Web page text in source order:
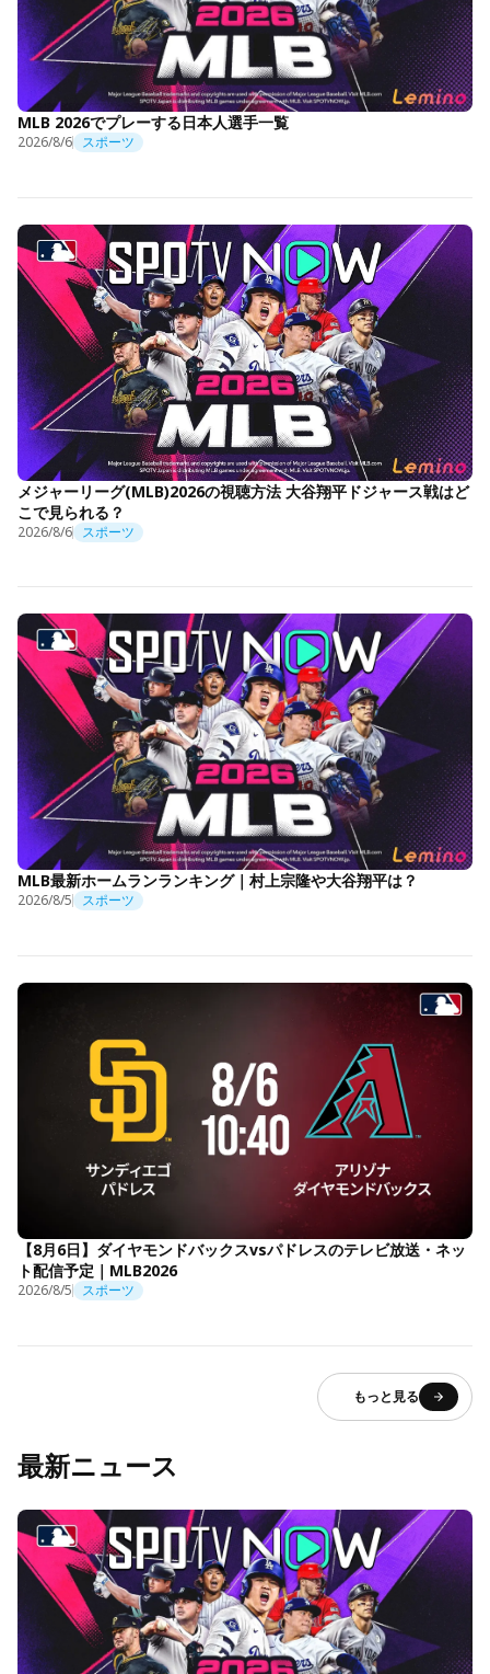
MLB 2026でプレーする日本人選手一覧
2026/8/6 スポーツ
メジャーリーグ(MLB)2026の視聴方法 大谷翔平ドジャース戦はど
こで見られる？
2026/8/6 スポーツ
MLB最新ホームランランキング｜村上宗隆や大谷翔平は？
2026/8/5 スポーツ
【8月6日】ダイヤモンドバックスvsパドレスのテレビ放送・ネッ
ト配信予定｜MLB2026
2026/8/5 スポーツ
もっと見る
最新ニュース